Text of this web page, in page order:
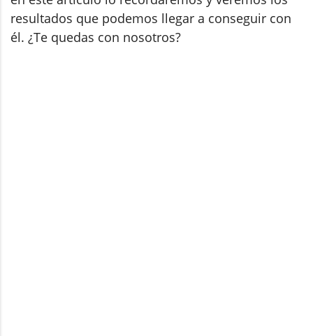
resultados que podemos llegar a conseguir con
él. ¿Te quedas con nosotros?